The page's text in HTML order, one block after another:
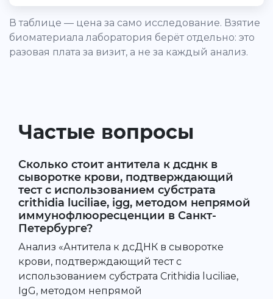
В таблице — цена за само исследование. Взятие
биоматериала лаборатория берёт отдельно: это
разовая плата за визит, а не за каждый анализ.
Частые вопросы
Сколько стоит антитела к дсднк в
сыворотке крови, подтверждающий
тест с использованием субстрата
crithidia luciliae, igg, методом непрямой
иммунофлюоресценции в Санкт-
Петербурге?
Анализ «Антитела к дсДНК в сыворотке
крови, подтверждающий тест с
использованием субстрата Crithidia luciliae,
IgG, методом непрямой